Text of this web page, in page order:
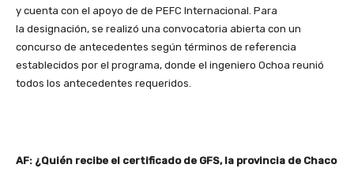
y cuenta con el apoyo de de PEFC Internacional. Para
la designación, se realizó una convocatoria abierta con un
concurso de antecedentes según términos de referencia
establecidos por el programa, donde el ingeniero Ochoa reunió
todos los antecedentes requeridos.
AF: ¿Quién recibe el certificado de GFS, la provincia de Chaco